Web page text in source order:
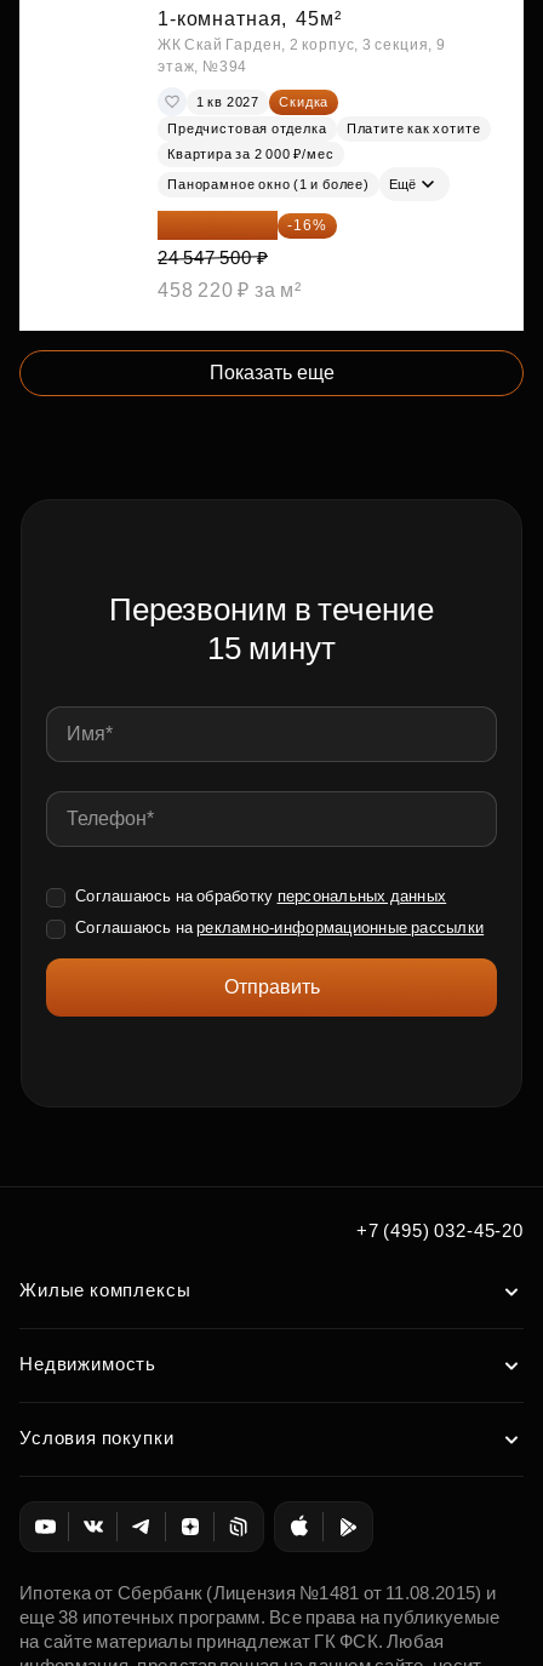
1-комнатная, 45м²
ЖК Скай Гарден, 2 корпус, 3 секция, 9
этаж, №394
1 кв 2027
Скидка
Предчистовая отделка
Платите как хотите
Квартира за 2 000 ₽/мес
Панорамное окно (1 и более) Ещё
20 619 900 ₽ -16%
24 547 500 ₽
458 220 ₽ за м²
Показать еще
Перезвоним в течение
15 минут
Соглашаюсь на обработку персональных данных
Соглашаюсь нарекламно-информационные рассылки
Отправить
+7 (495) 032-45-20
Жилые комплексы
Недвижимость
Условия покупки
Ипотека от Сбербанк (Лицензия №1481 от 11.08.2015) и
еще 38 ипотечных программ. Все права на публикуемые
на сайте материалы принадлежат ГК ФСК. Любая